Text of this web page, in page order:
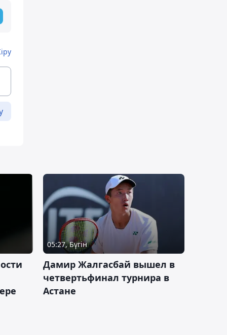
05:27, Бүгін
Дамир Жалгасбай вышел в
четвертьфинал турнира в
Астане